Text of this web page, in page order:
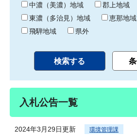
中濃（美濃）地域
郡上地域
東濃（多治見）地域
恵那地域
飛騨地域
県外
入札公告一覧
2024年3月29日更新 環境管理課